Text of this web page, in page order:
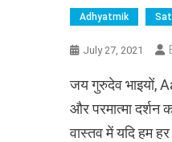
Adhyatmik
July 27, 2021
जय गुरुदेव भाइयों,
और परमात्मा दर्शन
वास्तव में यदि हम